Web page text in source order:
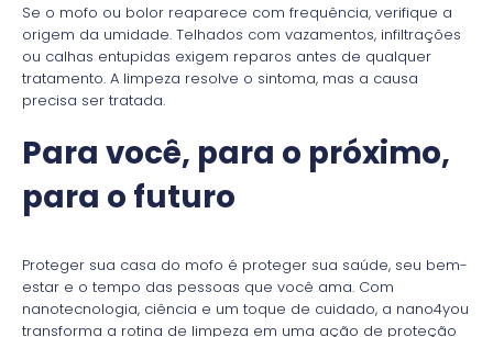
Se o mofo ou bolor reaparece com frequência, verifique a
origem da umidade. Telhados com vazamentos, infiltrações
ou calhas entupidas exigem reparos antes de qualquer
tratamento. A limpeza resolve o sintoma, mas a causa
precisa ser tratada.
Para você, para o próximo,
para o futuro
Proteger sua casa do mofo é proteger sua saúde, seu bem-
estar e o tempo das pessoas que você ama. Com
nanotecnologia, ciência e um toque de cuidado, a nano4you
transforma a rotina de limpeza em uma ação de proteção